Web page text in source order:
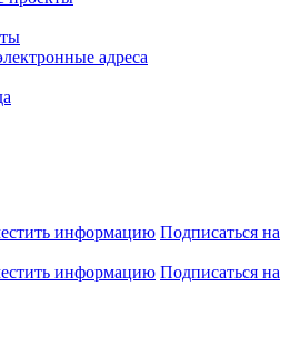
адреса
информацию Подписаться на
информацию Подписаться на